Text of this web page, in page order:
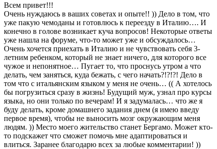
Всем привет!!!
Очень нуждаюсь в ваших советах и опыте!! )) Дело в том, что
уже пакую чемоданы и готовлюсь к переезду в Италию…. И
конечно в голове возникает куча вопросов! Некоторые ответы
уже нашла на форуме, что-то может уже и обсуждалось…
Очень хочется приехать в Италию и не чувствовать себя 3-
летним ребенком, который не знает ничего, для которого все
чужое и непонятное… Пугает то, что проснусь утром а что
делать, чем заняться, куда бежать, с чего начать?!?!?! Дело в
том что с итальянским языком у меня не очень… (( А хотелось
бы погрузиться сразу в жизнь! Будущий муж, узнал про курсы
языка, но они только по вечерам! И я задумалась… что же я
буду делать, кроме домашнего задания днем (я имею введу
первое время), чтобы не выносить мозг окружающим меня
людям. )) Место моего жительство станет Бергамо. Может кто-
то подскажет что сможет помочь мне адаптироваться и
влиться. Заранее благодарю всех за любые комментарии! ))